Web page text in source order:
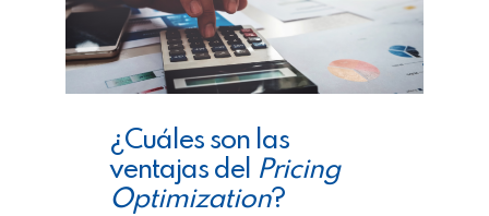
¿Cuáles son las
ventajas del Pricing
Optimization?